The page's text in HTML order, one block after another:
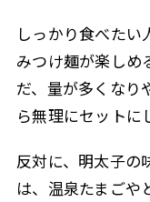
しっかり食べた
みつけ麺が楽しめ
だ、量が多くなり
ら無理にセットに
反対に、明太子の
は、温泉たまごや